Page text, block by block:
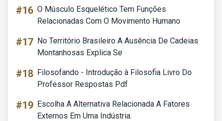
#16 O Músculo Esquelético Tem Funções
Relacionadas Com O Movimento Humano
#17 No Território Brasileiro A Ausência De Cadeias
Montanhosas Explica Se
#18 Filosofando - Introdução à Filosofia Livro Do
Professor Respostas Pdf
#19 Escolha A Alternativa Relacionada A Fatores
Externos Em Uma Indústria.